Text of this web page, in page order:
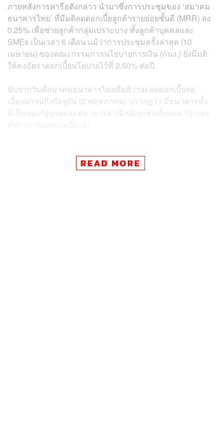
ภายหลังการหารือดังกล่าว นำมาซึ่งการประชุมของ ‘สมาคม
ธนาคารไทย’ ที่มีมติลดดอกเบี้ยลูกค้ารายย่อยชั้นดี (MRR) ลง
0.25% เพื่อช่วยลูกค้ากลุ่มเปราะบาง ทั้งลูกค้าบุคคลและ
SMEs เป็นเวลา 6 เดือน แม้ว่าการประชุมครั้งล่าสุด (10
เมษายน) ของคณะกรรมการนโยบายการเงิน (กนง.) ยังมีมติ
ให้คงอัตราดอกเบี้ยนโยบายไว้ที่ 2.50% ต่อปี
นับจากวันที่สมาคมธนาคารไทยมีมติว่าจะลดดอกเบี้ยต่อ
เนื่องมาจนถึงปัจจุบัน (2 พฤษภาคม) ปรากฏว่า มีธนาคารทั้ง
ที่เป็นของรัฐบาลและธนาคารพาณิชย์เอกชนทั้งหมด 12 แห่ง
(ประเทศไทย) กล่าวว่า ผลกระทบต่อกำไรของแต่ละแบงก์น่า
จะค่อนข้างจำกัด แม้ว่าการให้ความช่วยเหลือของบางแบงก์
READ MORE